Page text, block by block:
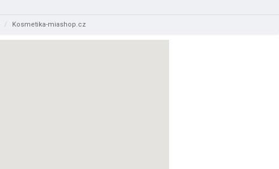
/ Kosmetika-miashop.cz